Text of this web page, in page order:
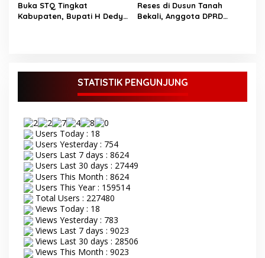
Buka STQ Tingkat
Kabupaten, Bupati H Dedy
Dedy Putra didampingi
Wakil Bupati Bungo Ustadz
Dayat membuka secara
resmi Seleksi Tilawatil
Kabupaten Bungo Senin 8
September 2025. Acara
pembukaan STQ ke-53
yang di gelar di kecamatan
Tanah Sepenggal ini,
diawali dengan grand
opening STQ, dilanjutkan
dengan pelantikan dan
pengambilan sumpah
sekaligus pemasangan
toga kepada Dewan Hakim
STQ oleh Bupati Bungo.
Serangkaian kegiatan
Reses di Dusun Tanah
Bekali, Anggota DPRD
STATISTIK PENGUNJUNG
Users Today : 18
Users Yesterday : 754
Users Last 7 days : 8624
Users Last 30 days : 27449
Users This Month : 8624
Users This Year : 159514
Total Users : 227480
Views Today : 18
Views Yesterday : 783
Views Last 7 days : 9023
Views Last 30 days : 28506
Views This Month : 9023